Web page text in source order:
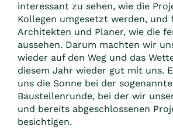
interessant zu sehen, wie die
Kollegen umgesetzt werden, und
Architekten und Planer, wie die
aussehen. Darum machten wir
wieder auf den Weg und das
diesem Jahr wieder gut mit uns.
uns die Sonne bei der
Baustellenrunde, bei der wir
und bereits abgeschlossenen
besichtigen.